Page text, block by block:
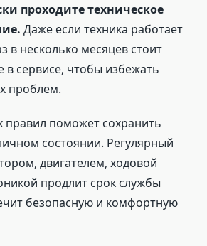
проходите техническое
Даже если техника работает
в несколько месяцев стоит
в сервисе, чтобы избежать
проблем.
правил поможет сохранить
состоянии. Регулярный
двигателем, ходовой
продлит срок службы
безопасную и комфортную